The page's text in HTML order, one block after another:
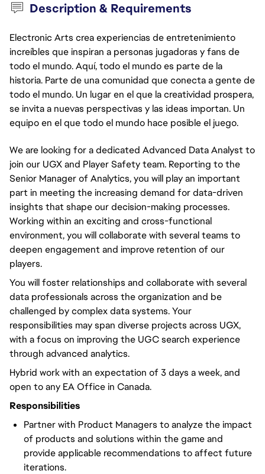
Description & Requirements
Electronic Arts crea experiencias de entretenimiento
increíbles que inspiran a personas jugadoras y fans de
todo el mundo. Aquí, todo el mundo es parte de la
historia. Parte de una comunidad que conecta a gente de
todo el mundo. Un lugar en el que la creatividad prospera,
se invita a nuevas perspectivas y las ideas importan. Un
equipo en el que todo el mundo hace posible el juego.
We are looking for a dedicated Advanced Data Analyst to
join our UGX and Player Safety team. Reporting to the
Senior Manager of Analytics, you will play an important
part in meeting the increasing demand for data-driven
insights that shape our decision-making processes.
Working within an exciting and cross-functional
environment, you will collaborate with several teams to
deepen engagement and improve retention of our
players.
You will foster relationships and collaborate with several
data professionals across the organization and be
challenged by complex data systems. Your
responsibilities may span diverse projects across UGX,
with a focus on improving the UGC search experience
through advanced analytics.
Hybrid work with an expectation of 3 days a week, and
open to any EA Office in Canada.
Responsibilities
Partner with Product Managers to analyze the impact
of products and solutions within the game and
provide applicable recommendations to affect future
iterations.